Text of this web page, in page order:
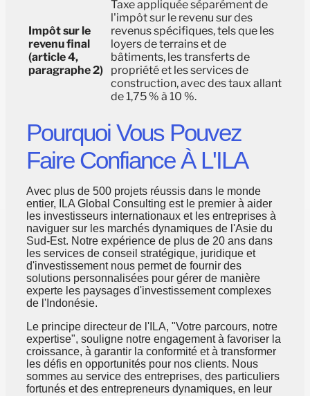
Impôt sur le
revenu final
(article 4,
paragraphe 2)
Taxe appliquée séparément de
l'impôt sur le revenu sur des
revenus spécifiques, tels que les
loyers de terrains et de
bâtiments, les transferts de
propriété et les services de
construction, avec des taux allant
de 1,75 % à 10 %.
Pourquoi Vous Pouvez
Faire Confiance À L'ILA
Avec plus de 500 projets réussis dans le monde
entier, ILA Global Consulting est le premier à aider
les investisseurs internationaux et les entreprises à
naviguer sur les marchés dynamiques de l'Asie du
Sud-Est. Notre expérience de plus de 20 ans dans
les services de conseil stratégique, juridique et
d'investissement nous permet de fournir des
solutions personnalisées pour gérer de manière
experte les paysages d'investissement complexes
de l'Indonésie.
Le principe directeur de l'ILA, "Votre parcours, notre
expertise", souligne notre engagement à favoriser la
croissance, à garantir la conformité et à transformer
les défis en opportunités pour nos clients. Nous
sommes au service des entreprises, des particuliers
fortunés et des entrepreneurs dynamiques, en leur